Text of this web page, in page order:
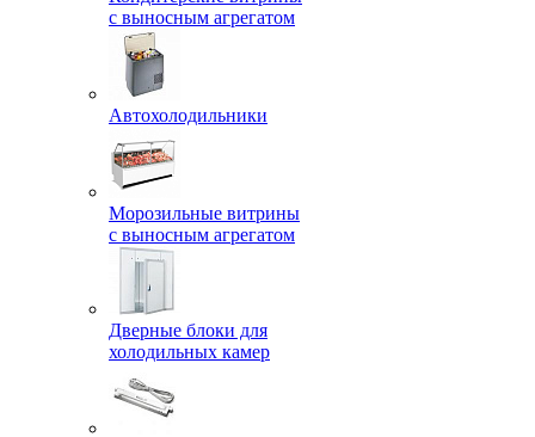
с выносным агрегатом
Автохолодильники
Морозильные витрины
с выносным агрегатом
Дверные блоки для
холодильных камер